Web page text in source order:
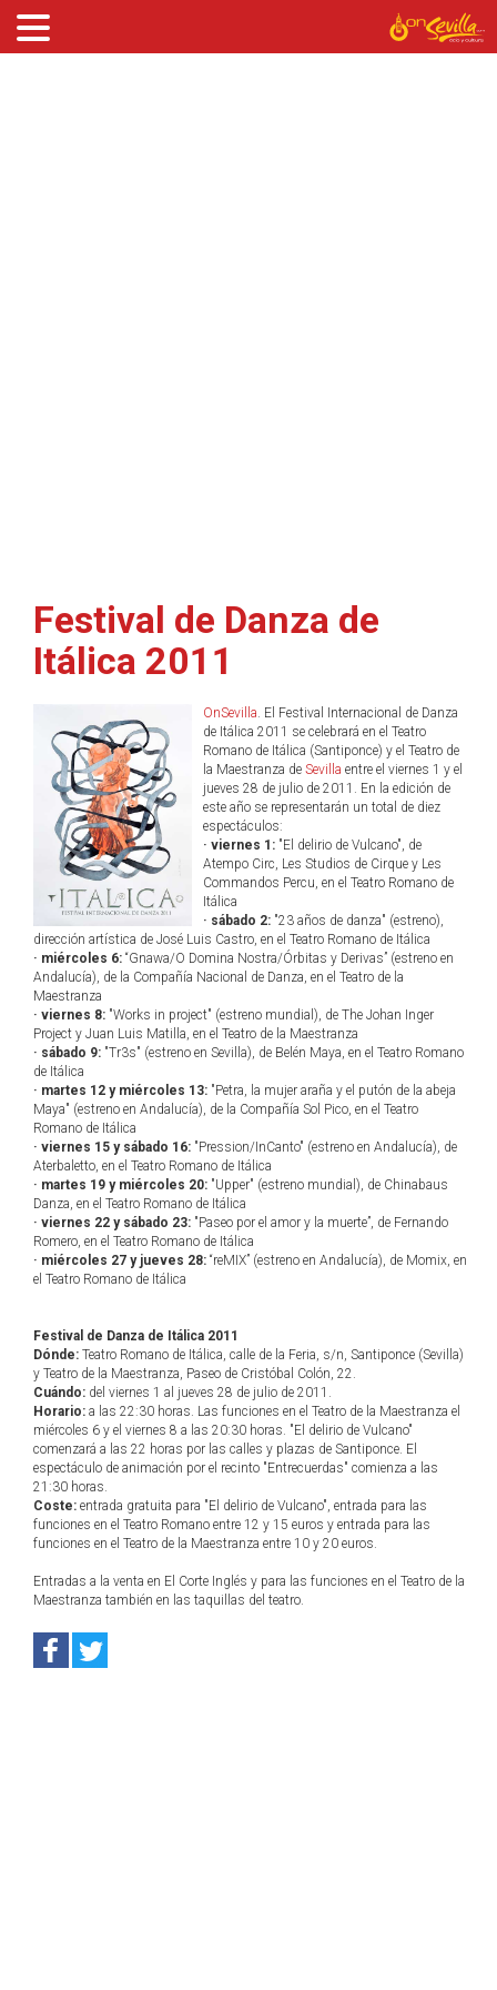
Festival de Danza de
Itálica 2011
OnSevilla. El Festival Internacional de Danza
de Itálica 2011 se celebrará en el Teatro
Romano de Itálica (Santiponce) y el Teatro de
la Maestranza de Sevilla entre el viernes 1 y el
jueves 28 de julio de 2011. En la edición de
este año se representarán un total de diez
espectáculos:
· viernes 1: "El delirio de Vulcano", de
Atempo Circ, Les Studios de Cirque y Les
Commandos Percu, en el Teatro Romano de
Itálica
· sábado 2: "23 años de danza" (estreno),
dirección artística de José Luis Castro, en el Teatro Romano de Itálica
· miércoles 6: “Gnawa/O Domina Nostra/Órbitas y Derivas” (estreno en
Andalucía), de la Compañía Nacional de Danza, en el Teatro de la
Maestranza
· viernes 8: "Works in project" (estreno mundial), de The Johan Inger
Project y Juan Luis Matilla, en el Teatro de la Maestranza
· sábado 9: "Tr3s" (estreno en Sevilla), de Belén Maya, en el Teatro Romano
de Itálica
· martes 12 y miércoles 13: "Petra, la mujer araña y el putón de la abeja
Maya" (estreno en Andalucía), de la Compañía Sol Pico, en el Teatro
Romano de Itálica
· viernes 15 y sábado 16: "Pression/InCanto" (estreno en Andalucía), de
Aterbaletto, en el Teatro Romano de Itálica
· martes 19 y miércoles 20: "Upper" (estreno mundial), de Chinabaus
Danza, en el Teatro Romano de Itálica
· viernes 22 y sábado 23: "Paseo por el amor y la muerte”, de Fernando
Romero, en el Teatro Romano de Itálica
· miércoles 27 y jueves 28: “reMIX” (estreno en Andalucía), de Momix, en
el Teatro Romano de Itálica
Festival de Danza de Itálica 2011
Dónde: Teatro Romano de Itálica, calle de la Feria, s/n, Santiponce (Sevilla)
y Teatro de la Maestranza, Paseo de Cristóbal Colón, 22.
Cuándo: del viernes 1 al jueves 28 de julio de 2011.
Horario: a las 22:30 horas. Las funciones en el Teatro de la Maestranza el
miércoles 6 y el viernes 8 a las 20:30 horas. "El delirio de Vulcano"
comenzará a las 22 horas por las calles y plazas de Santiponce. El
espectáculo de animación por el recinto "Entrecuerdas" comienza a las
21:30 horas.
Coste: entrada gratuita para "El delirio de Vulcano", entrada para las
funciones en el Teatro Romano entre 12 y 15 euros y entrada para las
funciones en el Teatro de la Maestranza entre 10 y 20 euros.
Entradas a la venta en El Corte Inglés y para las funciones en el Teatro de la
Maestranza también en las taquillas del teatro.